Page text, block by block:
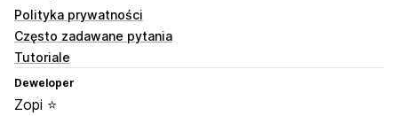
Polityka prywatności
Często zadawane pytania
Tutoriale
Deweloper
Zopi ⭐